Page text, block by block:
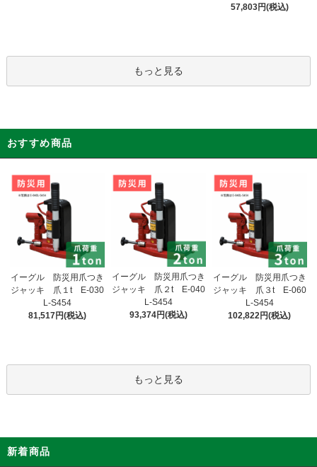
57,803円(税込)
もっと見る
おすすめ商品
イーグル 防災用爪つき
ジャッキ 爪１t E-030
L-S454
81,517円(税込)
イーグル 防災用爪つき
ジャッキ 爪２t E-040
L-S454
93,374円(税込)
イーグル 防災用爪つき
ジャッキ 爪３t E-060
L-S454
102,822円(税込)
もっと見る
新着商品